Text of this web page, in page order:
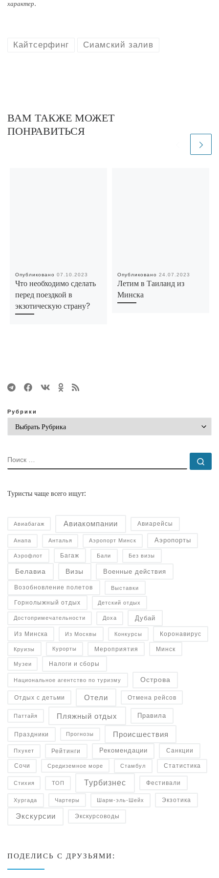
характер.
Кайтсерфинг Сиамский залив
ВАМ ТАКЖЕ МОЖЕТ
ПОНРАВИТЬСЯ
Опубликовано07.10.2023
Что необходимо сделать
перед поездкой в
экзотическую страну?
Опубликовано24.07.2023
Летим в Таиланд из
Минска
Рубрики
ПОИСК
Туристы чаще всего ищут:
Авиабагаж Авиакомпании Авиарейсы
Анапа Анталья Аэропорт Минск Аэропорты
Аэрофлот Багаж Бали Без визы
Белавиа Визы Военные действия
Возобновление полетов Выставки
Горнолыжный отдых Детский отдых
Достопримечательности Доха Дубай
Из Минска Из Москвы Конкурсы Коронавирус
Круизы Курорты Мероприятия Минск
Музеи Налоги и сборы
Национальное агентство по туризму Острова
Отдых с детьми Отели Отмена рейсов
Паттайя Пляжный отдых Правила
Праздники Прогнозы Происшествия
Пхукет Рейтинги Рекомендации Санкции
Сочи Средиземное море Стамбул Статистика
Стихия ТОП Турбизнес Фестивали
Хургада Чартеры Шарм-эль-Шейх Экзотика
Экскурсии Экскурсоводы
ПОДЕЛИСЬ С ДРУЗЬЯМИ: